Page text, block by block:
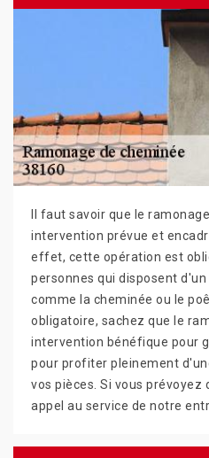
Il faut savoir que le
intervention prévue et
effet, cette opération est
personnes qui disposent
comme la cheminée ou le
obligatoire, sachez que le
intervention bénéfique pour
pour profiter pleinement
vos pièces. Si vous
appel au service de notre